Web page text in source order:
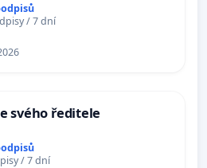
/ 7 dní
svého ředitele
/ 7 dní